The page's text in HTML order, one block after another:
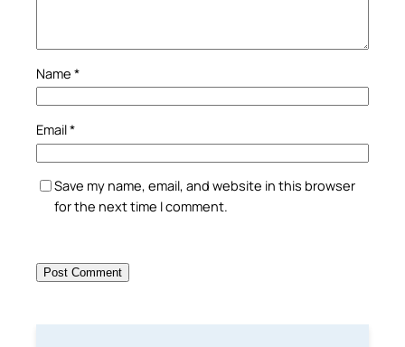
Name *
Email*
Save my name, email, and website in this browser
for the next time I comment.